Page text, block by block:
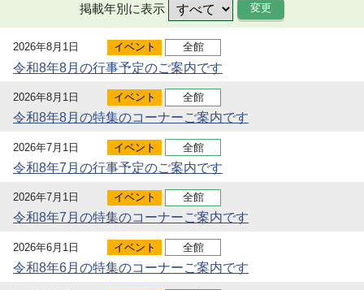
掲載年別に表示
2026年8月1日 イベント 全館
令和8年8月の行事予定のご案内です
2026年8月1日 イベント 全館
令和8年8月の特集のコーナーご案内です
2026年7月1日 イベント 全館
令和8年7月の行事予定のご案内です
2026年7月1日 イベント 全館
令和8年7月の特集のコーナーご案内です
2026年6月1日 イベント 全館
令和8年6月の特集のコーナーご案内です